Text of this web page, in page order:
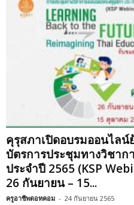
คุรุสภาเปิดอบรมออนไลน์
บัตรการประชุมทางวิชาก
ประจำปี 2565 (KSP
26 กันยายน – 15...
ครูอาชีพดอทคอม - 24 กันยายน 2565